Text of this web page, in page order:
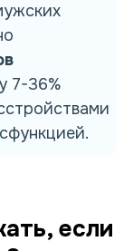
7-36%
если